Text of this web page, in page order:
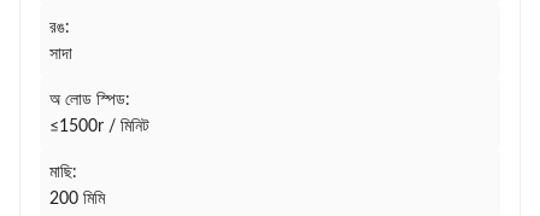
রঙ:
সাদা
অ লোড স্পিড:
≤1500r / মিনিট
মাছি:
200 মিমি